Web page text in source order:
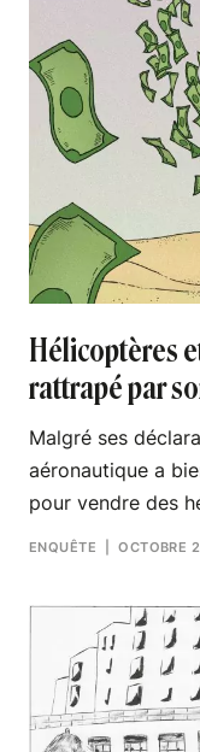
Hélicoptères
rattrapé par
Malgré ses
aéronautique a
pour vendre des
ENQUÊTE | OCTOBRE